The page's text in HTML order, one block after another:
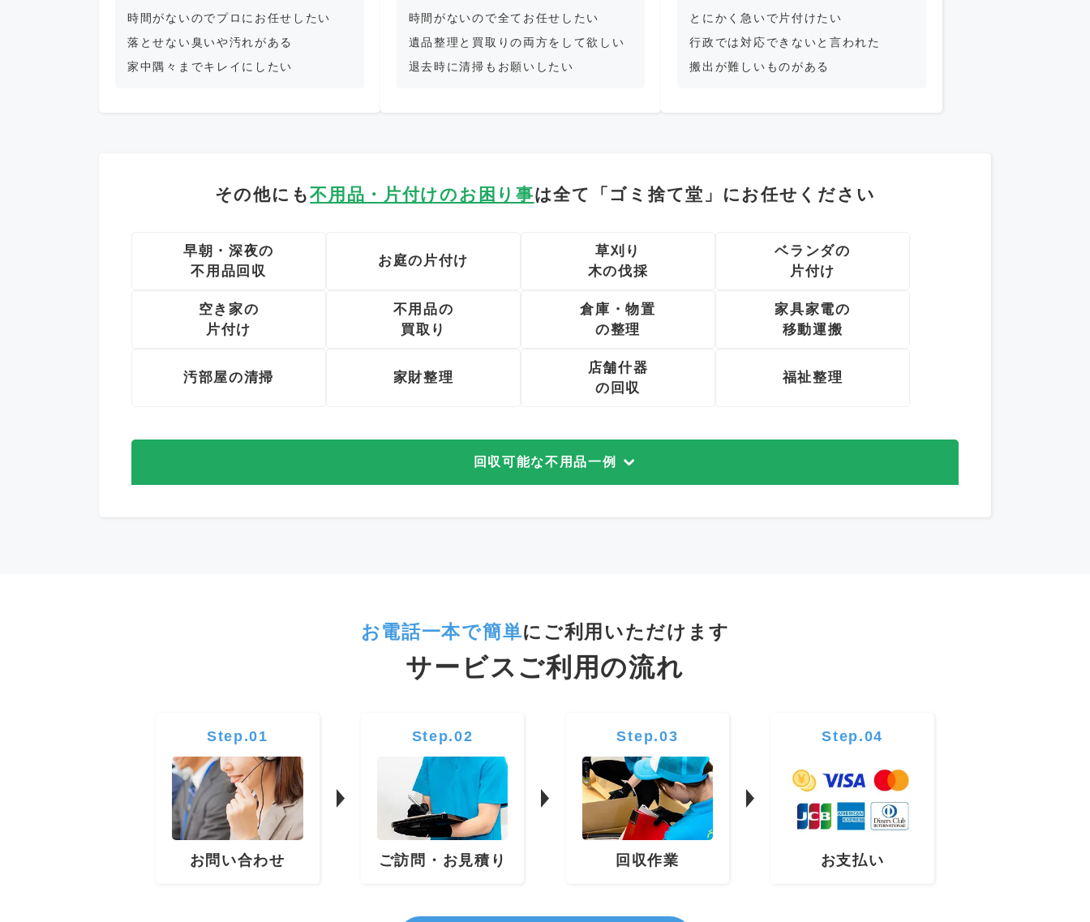
時間がないのでプロにお任せしたい
落とせない臭いや汚れがある
家中隅々までキレイにしたい
時間がないので全てお任せしたい
遺品整理と買取りの両方をして欲しい
退去時に清掃もお願いしたい
とにかく急いで片付けたい
行政では対応できないと言われた
搬出が難しいものがある
その他にも不用品・片付けのお困り事は全て「ゴミ捨て堂」にお任せください
早朝・深夜の
不用品回収
お庭の片付け
草刈り
木の伐採
ベランダの
片付け
空き家の
片付け
不用品の
買取り
倉庫・物置
の整理
家具家電の
移動運搬
汚部屋の清掃 家財整理
店舗什器
の回収
福祉整理
回収可能な不用品一例
お電話一本で簡単にご利用いただけます
サービスご利用の流れ
Step.01
お問い合わせ
Step.02
ご訪問・お見積り
Step.03
回収作業
Step.04
お支払い